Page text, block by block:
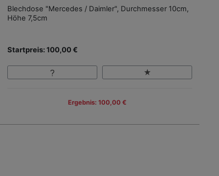
Blechdose "Mercedes / Daimler", Durchmesser 10cm,
Höhe 7,5cm
Startpreis: 100,00 €
Ergebnis: 100,00 €